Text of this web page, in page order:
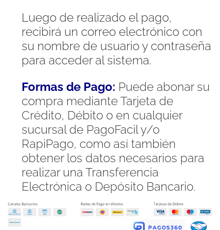
Luego de realizado el pago,
recibirá un correo electrónico con
su nombre de usuario y contraseña
para acceder al sistema.
Formas de Pago: Puede abonar su
compra mediante Tarjeta de
Crédito, Débito o en cualquier
sucursal de PagoFacil y/o
RapiPago, como así también
obtener los datos necesarios para
realizar una Transferencia
Electrónica o Depósito Bancario.